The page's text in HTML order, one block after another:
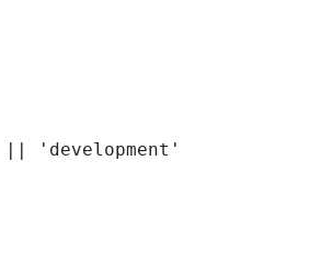
|| 'development'